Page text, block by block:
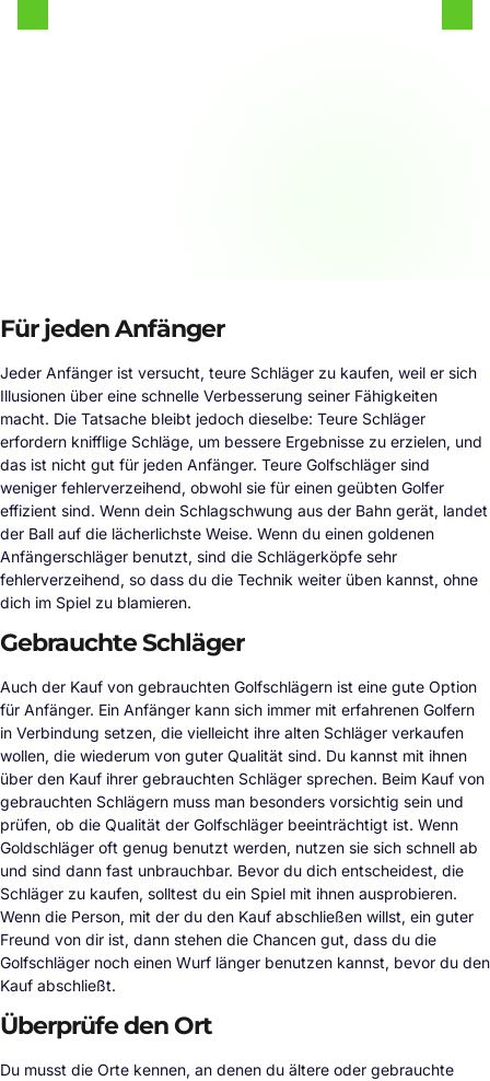
Für jeden Anfänger
Jeder Anfänger ist versucht, teure Schläger zu kaufen, weil er sich
Illusionen über eine schnelle Verbesserung seiner Fähigkeiten
macht. Die Tatsache bleibt jedoch dieselbe: Teure Schläger
erfordern knifflige Schläge, um bessere Ergebnisse zu erzielen, und
das ist nicht gut für jeden Anfänger. Teure Golfschläger sind
weniger fehlerverzeihend, obwohl sie für einen geübten Golfer
effizient sind. Wenn dein Schlagschwung aus der Bahn gerät, landet
der Ball auf die lächerlichste Weise. Wenn du einen goldenen
Anfängerschläger benutzt, sind die Schlägerköpfe sehr
fehlerverzeihend, so dass du die Technik weiter üben kannst, ohne
dich im Spiel zu blamieren.
Gebrauchte Schläger
Auch der Kauf von gebrauchten Golfschlägern ist eine gute Option
für Anfänger. Ein Anfänger kann sich immer mit erfahrenen Golfern
in Verbindung setzen, die vielleicht ihre alten Schläger verkaufen
wollen, die wiederum von guter Qualität sind. Du kannst mit ihnen
über den Kauf ihrer gebrauchten Schläger sprechen. Beim Kauf von
gebrauchten Schlägern muss man besonders vorsichtig sein und
prüfen, ob die Qualität der Golfschläger beeinträchtigt ist. Wenn
Goldschläger oft genug benutzt werden, nutzen sie sich schnell ab
und sind dann fast unbrauchbar. Bevor du dich entscheidest, die
Schläger zu kaufen, solltest du ein Spiel mit ihnen ausprobieren.
Wenn die Person, mit der du den Kauf abschließen willst, ein guter
Freund von dir ist, dann stehen die Chancen gut, dass du die
Golfschläger noch einen Wurf länger benutzen kannst, bevor du den
Kauf abschließt.
Überprüfe den Ort
Du musst die Orte kennen, an denen du ältere oder gebrauchte